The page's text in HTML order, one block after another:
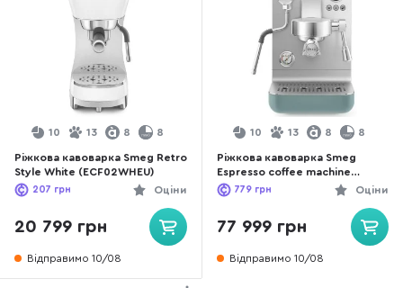
10 13 8 8
Ріжкова кавоварка Smeg Retro
Style White (ECF02WHEU)
Оціни
207 грн
20 799 грн
Відправимо 10/08
10 13 8 8
Ріжкова кавоварка Smeg
Espresso coffee machine
Emerald Green (EMC02EGMEU)
Оціни
779 грн
77 999 грн
Відправимо 10/08